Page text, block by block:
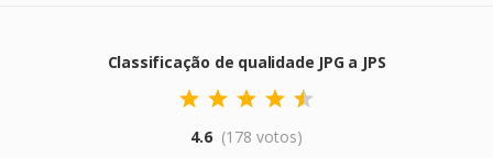
Classificação de qualidade JPG a JPS
4.6 (178 votos)